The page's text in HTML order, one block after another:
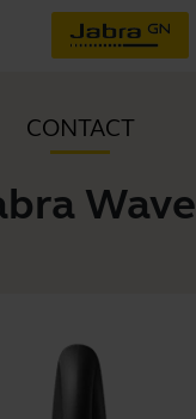
CONTACT
Wave